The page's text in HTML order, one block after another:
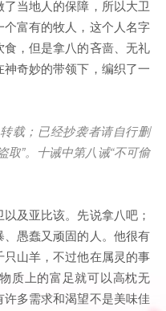
当地人的保障，所以大卫
富有的牧人，这个人名字
，但是拿八的吝啬、无礼
奇妙的带领下，编织了一
载；已经抄袭者请自行删
取”。十诫中第八诫“不可偷
及亚比该。先说拿八吧；
愚蠢又顽固的人。他很有
山羊，不过他在属灵的事
质上的富足就可以高枕无
多需求和渴望不是美味佳